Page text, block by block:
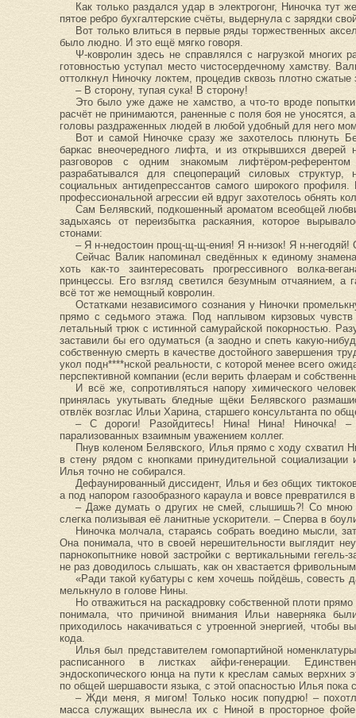
Как только раздался удар в электрогонг, Ниночка тут
пятое ребро бухгалтерские счёты, выдернула с зарядки
Вот только влиться в первые ряды торжественных
было людно. И это ещё мягко говоря.
Ψ-ковролин здесь не справлялся с нагрузкой многих
готовностью уступал место чистосердечному хамству.
оттолкнул Ниночку локтем, процедив сквозь плотно сжатые
– В сторону, тупая сука! В сторону!
Это было уже даже не хамство, а что-то вроде
расчёт не принимаются, раненные с поля боя не уносятся,
головы раздраженных людей в любой удобный для него
Вот и самой Ниночке сразу же захотелось плюнуть
баркас внеочередного лифта, и из открывшихся
разговоров с одним знакомым лифтёром-
разрабатывался для спецопераций силовых
социальных антидепрессантов самого широкого
профессиональной агрессии ей вдруг захотелось обнять
Сам Белявский, подкошенный ароматом всеобщей
задыхаясь от переизбытка раскаяния, которое
стонами:
– Я н-недостоин прощ-щ-щ-ения! Я н-низок! Я н-
Сейчас Валик напоминал сведённых к единому
хоть как-то заинтересовать прогрессивного волка-
принцессы. Его взгляд светился безумным отчаянием, а
всё тот же немощный ковролин.
Остатками независимого сознания у Ниночки
прямо с седьмого этажа. Под наплывом кирзовых
летальный трюк с истинной самурайской покорностью.
заставили бы его одуматься (а заодно и спеть какую-
собственную смерть в качестве достойного завершения
укол подн****нской реальности, с которой менее всего
перспективной компании (если верить флаерам и
И всё же, сопротивляться напору химического
принялась укутывать бледные щёки Белявского
отвлёк возглас Ильи Харина, старшего консультанта по
– С дороги! Разойдитесь! Нина! Нина! Ниночка! –
парализованных взаимным уважением коллег.
Пнув коленом Белявского, Илья прямо с ходу схватил
в стену рядом с кнопками принудительной социализации
Илья точно не собирался.
Дефаунированный диссидент, Илья и без общих
а под напором газообразного караула и вовсе превратился
– Даже думать о других не смей, слышишь?! Со
слегка полизывая её ланитные ускорители. – Сперва в
Ниночка молчала, стараясь собрать воедино мысли,
Она понимала, что в своей нерешительности выглядит
парнокопытнике новой застройки с вертикальными
не раз доводилось слышать, как он хвастается
«Ради такой кубатуры с кем хочешь пойдёшь, совесть
мелькнуло в голове Нины.
Но отважиться на раскадровку собственной плоти
понимала, что причиной внимания Ильи наверняка
приходилось накачиваться с утроенной энергией, чтобы
кода.
Илья был представителем гомопартийной
расписанного в листках айфи-генерации.
эндоскопического юнца на пути к креслам самых верхних
по общей шершавости языка, с этой опасностью Илья пока
– Жди меня, я мигом! Только носик попудрю! –
масса служащих вынесла их с Ниной в просторное